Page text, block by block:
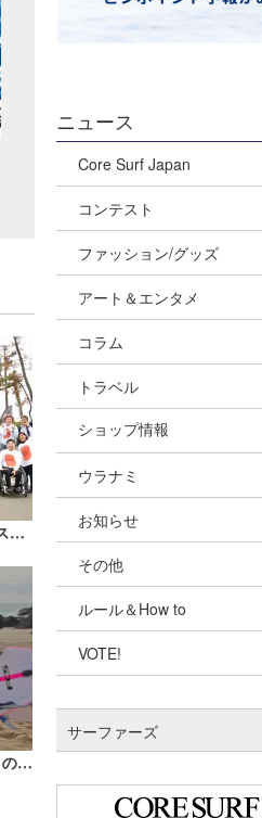
【イベントレポ】パラサーフィンフェスタ 2023が静波サーフスタジアムで開催された
H.L.N.Aサポートライダー松田詩野プロの映像を公開！松田プロからのメッセージも！
ニュース
Core Surf Japan
コンテスト
ファッション/グッズ
アート＆エンタメ
コラム
トラベル
ショップ情報
ショップ情報
湘南
千葉北
伊豆
千葉南
四国
沖縄
ウラナミ
お知らせ
その他
ルール＆How to
VOTE!
サーファーズ